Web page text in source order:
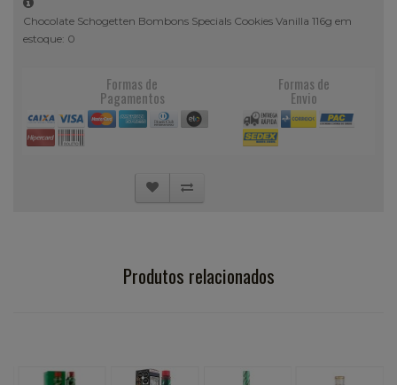
Chocolate Schogetten Bombons Specials Cookies Vanilla 116g em
estoque: 0
Formas de
Pagamentos
Formas de
Envio
Produtos relacionados